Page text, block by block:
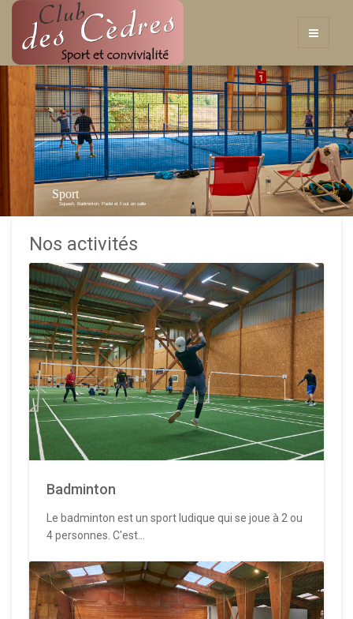
Sport
Squash, Badminton, Padel et Foot en salle
Nos activités
Badminton
Le badminton est un sport ludique qui se joue à 2 ou
4 personnes. C'est...